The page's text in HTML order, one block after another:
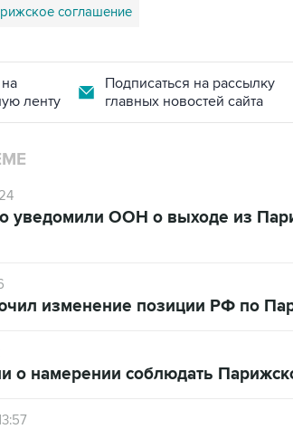
соглашение
ленту
Подписаться на рассылку
главных новостей сайта
ООН о выходе из
изменение позиции РФ по
о намерении соблюдать